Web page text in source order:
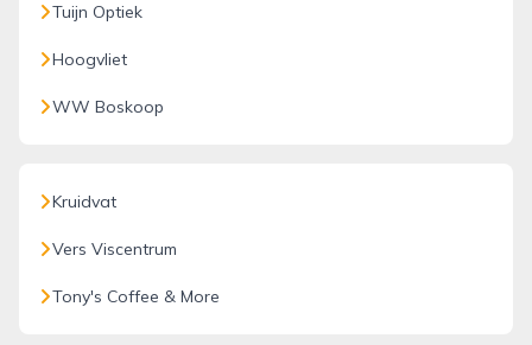
Tuijn Optiek
Hoogvliet
WW Boskoop
Kruidvat
Vers Viscentrum
Tony's Coffee & More